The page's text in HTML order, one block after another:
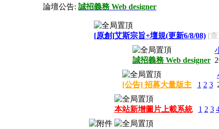
論壇公告: 誠招義務 Web designer
[原創]艾斯宗旨+壇規(更新6/8/08) [
誠招義務 Web designer
[公告] 招募大量版主 1 2 3
本站新增圖片上載系統 1 2 3